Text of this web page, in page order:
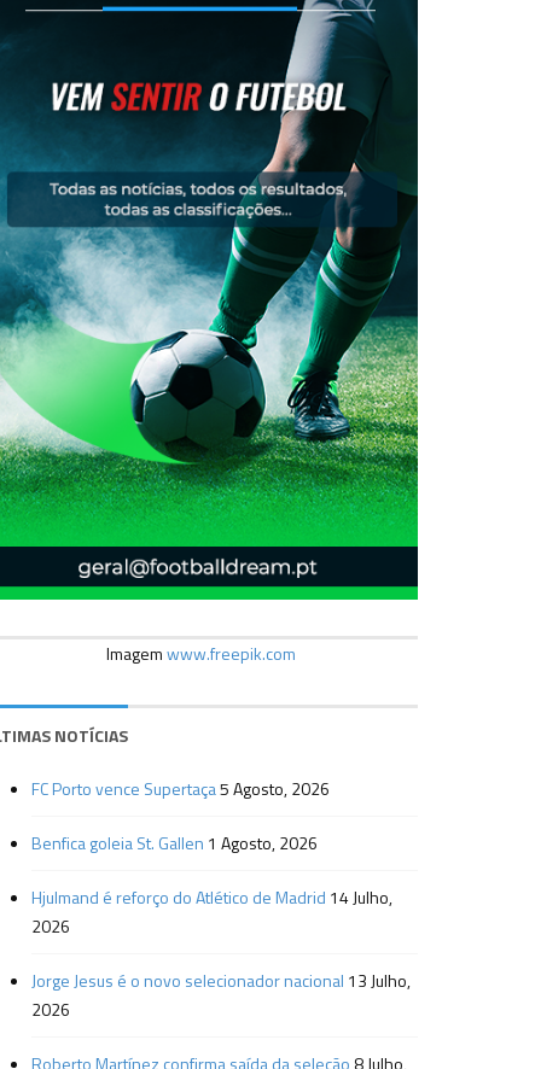
Imagemwww.freepik.com
NOTÍCIAS
FC Porto vence Supertaça5 Agosto, 2026
Benfica goleia St. Gallen 1 Agosto, 2026
Hjulmand é reforço do Atlético de Madrid 14 Julho,
2026
Jorge Jesus é o novo selecionador nacional 13 Julho,
2026
Roberto Martínez confirma saída da seleção 8 Julho,